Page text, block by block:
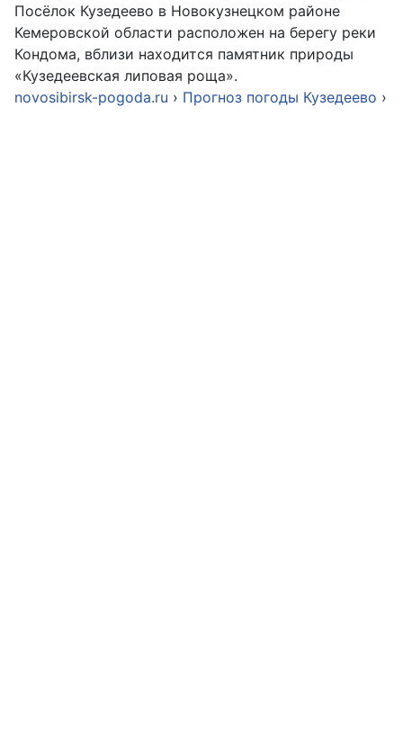
Посёлок Кузедеево в Новокузнецком районе
Кемеровской области расположен на берегу реки
Кондома, вблизи находится памятник природы
«Кузедеевская липовая роща».
novosibirsk-pogoda.ru › Прогноз погоды Кузедеево ›